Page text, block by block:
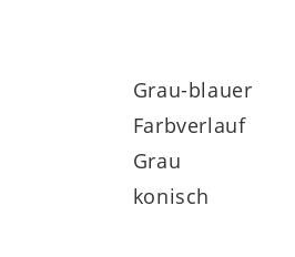
wird von einem
getragen.
aus Keramikzeigt einen
Blau und Taupe
aus
Grau-blauer
Farbverlauf
Grau
konisch